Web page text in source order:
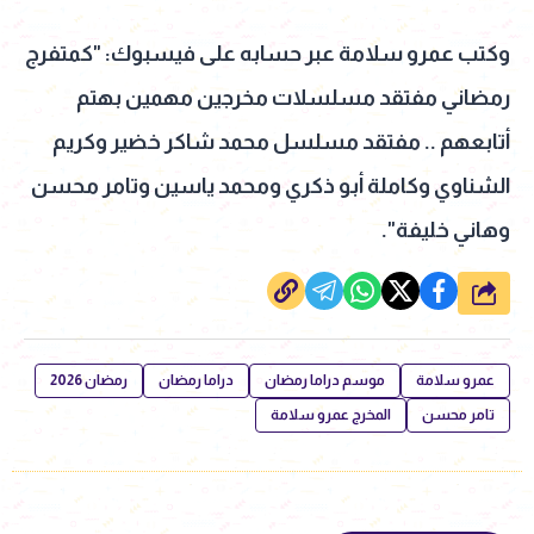
وكتب عمرو سلامة عبر حسابه على فيسبوك: "كمتفرج
رمضاني مفتقد مسلسلات مخرجين مهمين بهتم
أتابعهم .. مفتقد مسلسل محمد شاكر خضير وكريم
الشناوي وكاملة أبو ذكري ومحمد ياسين وتامر محسن
وهاني خليفة".
شارك
عمرو سلامة موسم دراما رمضان دراما رمضان رمضان 2026
تامر محسن المخرج عمرو سلامة